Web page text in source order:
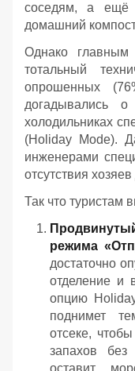
соседям, а ещё
домашний
Однако главным
тотальный
опрошенных
догадывались
холодильниках
(Holiday Mode).
инженерами
отсутствия
Так что туристам
режима
достаточно
отделение и
опцию
поднимет
отсеке,
запахов